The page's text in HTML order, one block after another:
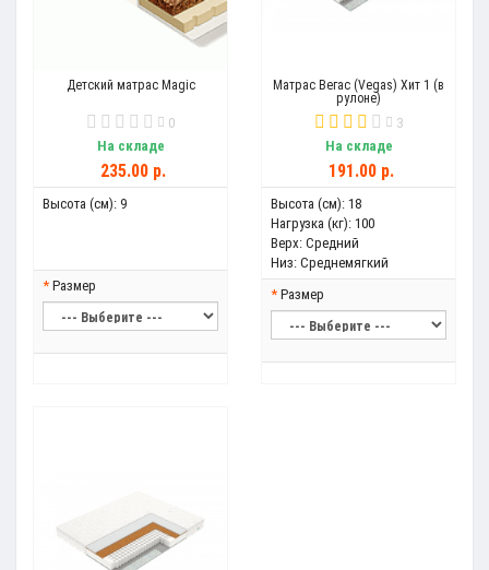
Детский матрас Magic
0
На складе
235.00 р.
Высота (см): 9
Размер
Матрас Вегас (Vegas) Хит 1 (в
рулоне)
3
На складе
191.00 р.
Высота (см): 18
Нагрузка (кг): 100
Верх: Средний
Низ: Среднемягкий
Размер